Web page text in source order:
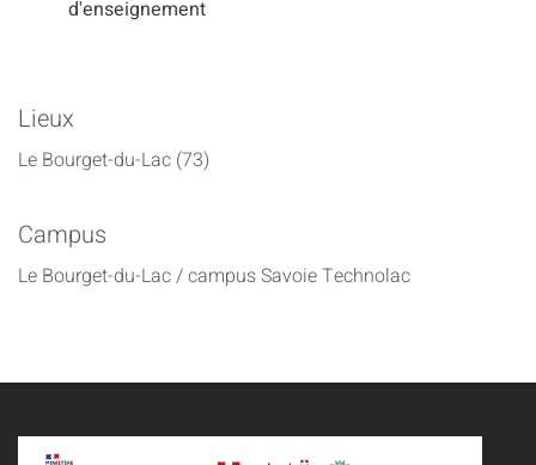
d'enseignement
Lieux
Le Bourget-du-Lac (73)
Campus
Le Bourget-du-Lac / campus Savoie Technolac